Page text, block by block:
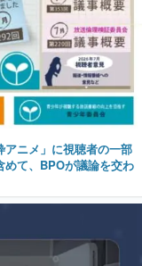
アニメ」に視聴者の一部
て、BPOが議論を交わ